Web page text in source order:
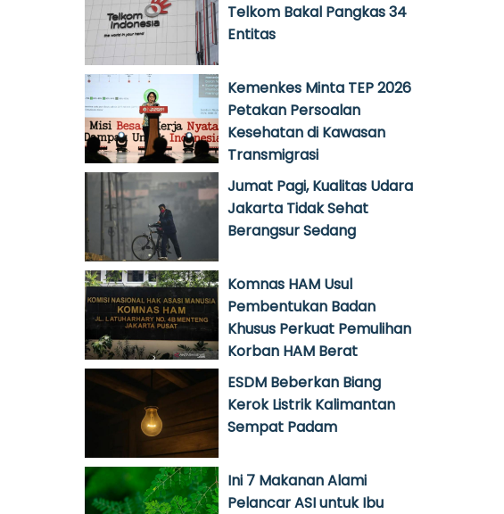
Telkom Bakal Pangkas 34
Entitas
Kemenkes Minta TEP 2026
Petakan Persoalan
Kesehatan di Kawasan
Transmigrasi
Jumat Pagi, Kualitas Udara
Jakarta Tidak Sehat
Berangsur Sedang
Komnas HAM Usul
Pembentukan Badan
Khusus Perkuat Pemulihan
Korban HAM Berat
ESDM Beberkan Biang
Kerok Listrik Kalimantan
Sempat Padam
Ini 7 Makanan Alami
Pelancar ASI untuk Ibu